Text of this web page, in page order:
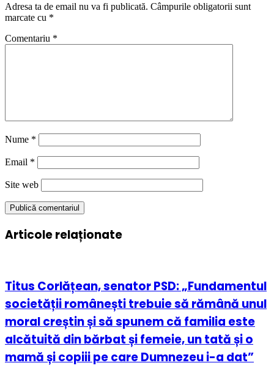
Adresa ta de email nu va fi publicată. Câmpurile obligatorii sunt
marcate cu *
Comentariu *
Nume *
Email *
Site web
Articole relaționate
Titus Corlățean, senator PSD: „Fundamentul
societății românești trebuie să rămână unul
moral creștin și să spunem că familia este
alcătuită din bărbat și femeie, un tată și o
mamă și copiii pe care Dumnezeu i-a dat”